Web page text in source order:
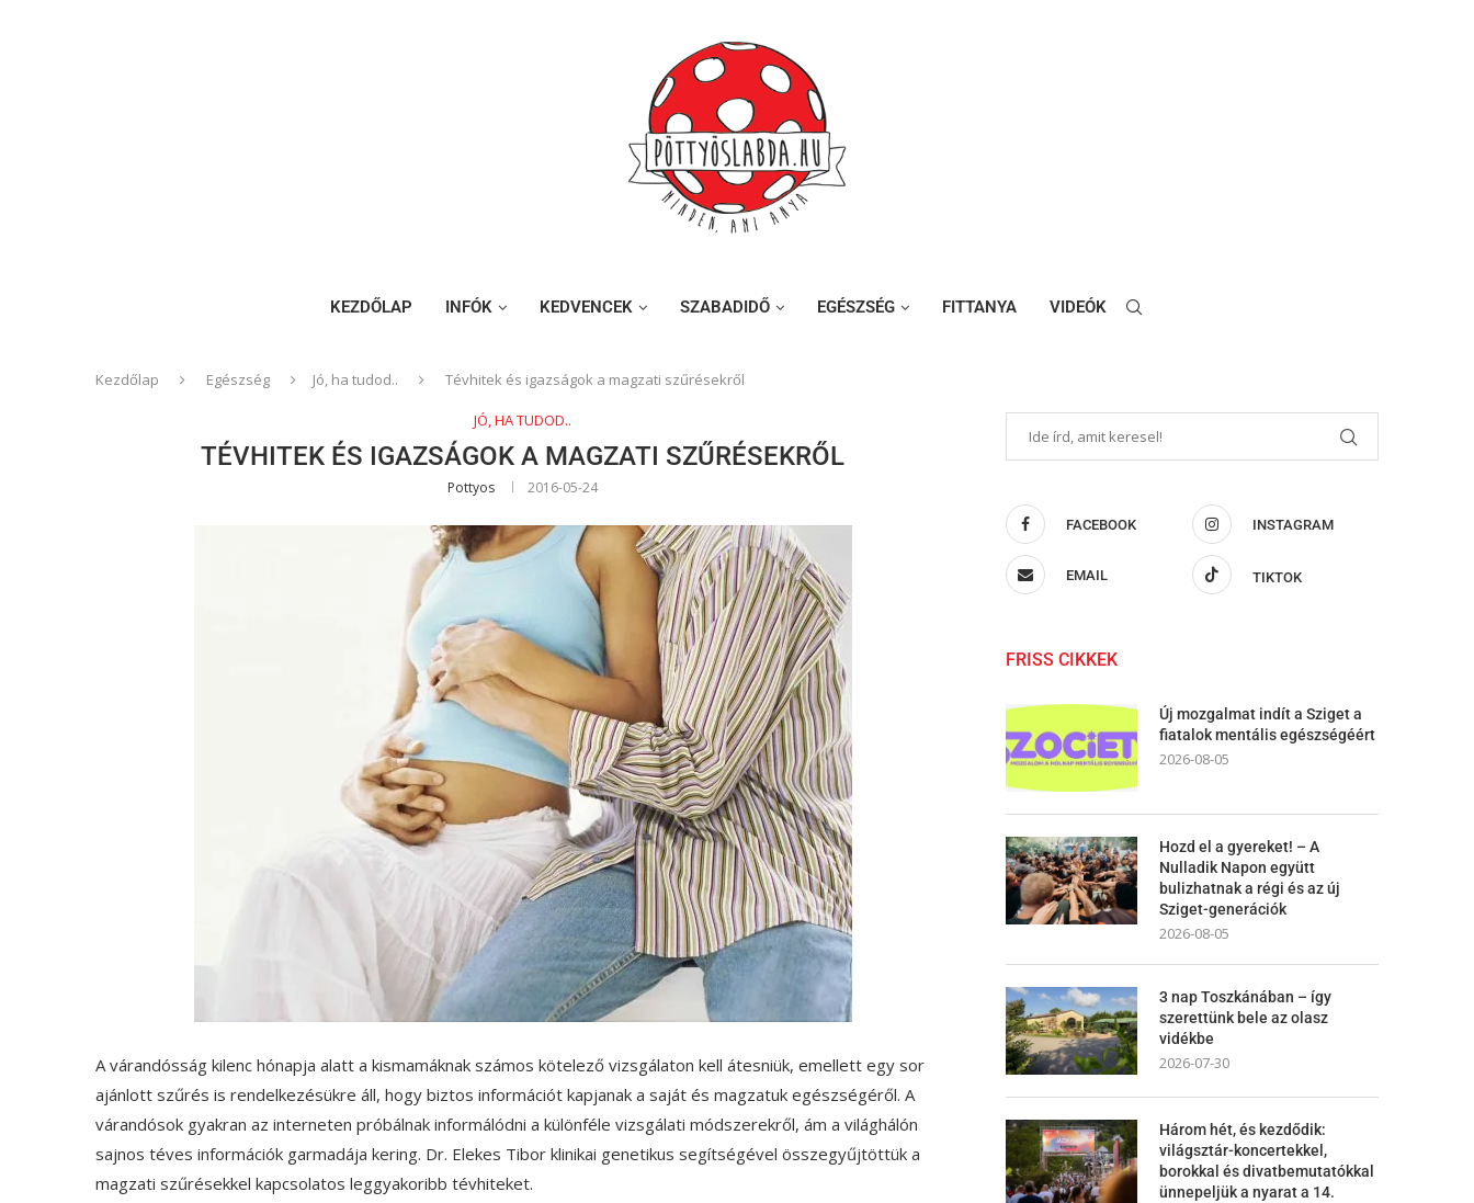
KEZDŐLAP INFÓK KEDVENCEK SZABADIDŐ EGÉSZSÉG FITTANYA VIDEÓK
Kezdőlap Egészség Jó, ha tudod.. Tévhitek és igazságok a magzati szűrésekről
JÓ, HA TUDOD..
TÉVHITEK ÉS IGAZSÁGOK A MAGZATI SZŰRÉSEKRŐL
Pottyos 2016-05-24
A várandósság kilenc hónapja alatt a kismamáknak számos kötelező vizsgálaton kell átesniük, emellett egy sor
ajánlott szűrés is rendelkezésükre áll, hogy biztos információt kapjanak a saját és magzatuk egészségéről. A
várandósok gyakran az interneten próbálnak informálódni a különféle vizsgálati módszerekről, ám a világhálón
sajnos téves információk garmadája kering. Dr. Elekes Tibor klinikai genetikus segítségével összegyűjtöttük a
magzati szűrésekkel kapcsolatos leggyakoribb tévhiteket.
FACEBOOK INSTAGRAM
EMAIL TIKTOK
FRISS CIKKEK
Új mozgalmat indít a Sziget a
fiatalok mentális egészségéért
2026-08-05
Hozd el a gyereket! – A
Nulladik Napon együtt
bulizhatnak a régi és az új
Sziget-generációk
2026-08-05
3 nap Toszkánában – így
szerettünk bele az olasz
vidékbe
2026-07-30
Három hét, és kezdődik:
világsztár-koncertekkel,
borokkal és divatbemutatókkal
ünnepeljük a nyarat a 14.